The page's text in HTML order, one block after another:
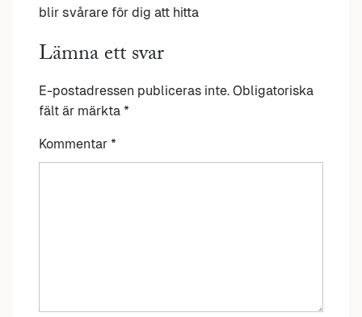
blir svårare för dig att hitta
Lämna ett svar
E-postadressen publiceras inte. Obligatoriska
fält är märkta *
Kommentar *